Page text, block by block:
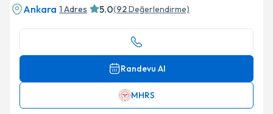
Ankara 1 Adres 5.0(92Değerlendirme)
Randevu Al
MHRS